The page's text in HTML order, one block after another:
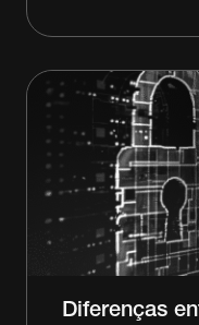
Diferenças